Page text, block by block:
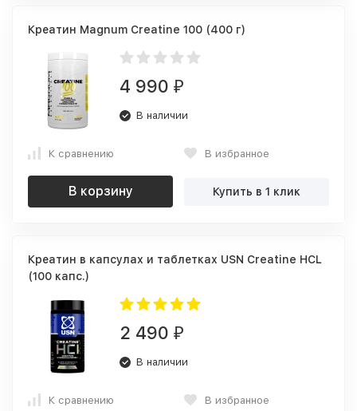
Креатин Magnum Creatine 100 (400 г)
4 990 ₽
В наличии
К сравнению В избранное
В корзину Купить в 1 клик
Креатин в капсулах и таблетках USN Creatine HCL
(100 капс.)
2 490 ₽
В наличии
К сравнению В избранное